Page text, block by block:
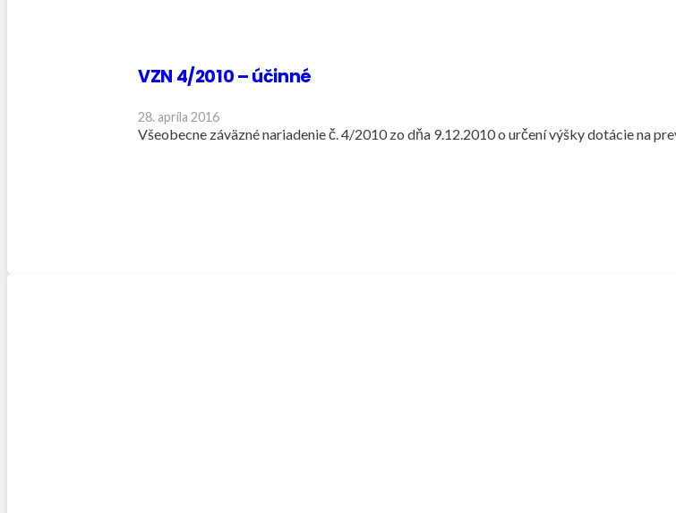
VZN 4/2010 – účinné
28. apríla 2016
Všeobecne záväzné nariadenie č. 4/2010 zo dňa 9.12.2010 o určení výšky dotácie na